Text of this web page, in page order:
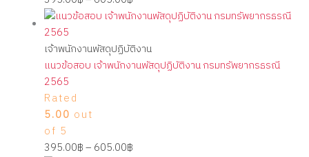
เจ้าพนักงานพัสดุปฏิบัติงาน
แนวข้อสอบ เจ้าพนักงานพัสดุปฏิบัติงาน กรมทรัพยากรธรณี
2565
Rated
5.00 out
of 5
395.00฿– 605.00฿